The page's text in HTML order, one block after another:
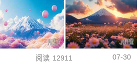
阅读 12911 07-30